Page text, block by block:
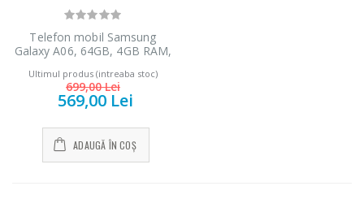
Telefon mobil Samsung
Galaxy A06, 64GB, 4GB RAM,
Ultimul produs (intreaba stoc)
699,00 Lei
569,00 Lei
ADAUGĂ ÎN COȘ